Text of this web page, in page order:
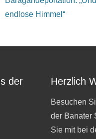
endlose Himmel“
der
Herzlich
Besuchen
der Banater
Sie mit bei